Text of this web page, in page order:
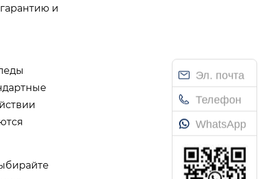
Эл. почта
Телефон
WhatsApp
и